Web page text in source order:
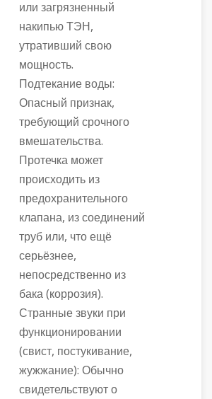
или загрязненный
накипью ТЭН,
утративший свою
мощность.
Подтекание воды:
Опасный признак,
требующий срочного
вмешательства.
Протечка может
происходить из
предохранительного
клапана, из соединений
труб или, что ещё
серьёзнее,
непосредственно из
бака (коррозия).
Странные звуки при
функционировании
(свист, постукивание,
жужжание): Обычно
свидетельствуют о